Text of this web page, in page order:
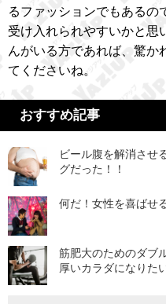
るファッションでもあるの
受け入れられやすいかと思
んがいる方であれば、驚か
てくださいね。
おすすめ記事
ビール腹を解消させ
グだった！！
何だ！女性を喜ばせ
筋肥大のためのダブ
厚いカラダになりた